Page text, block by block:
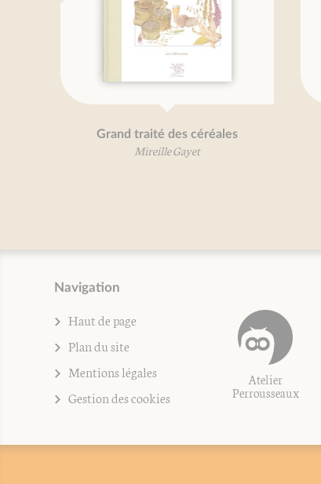
Grand traité des céréales
Mireille Gayet
Navigation
Haut de page
Plan du site
Mentions légales
Gestion des cookies
Atelier
Perrousseaux